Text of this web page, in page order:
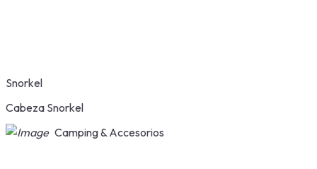
Snorkel
Cabeza Snorkel
Camping & Accesorios